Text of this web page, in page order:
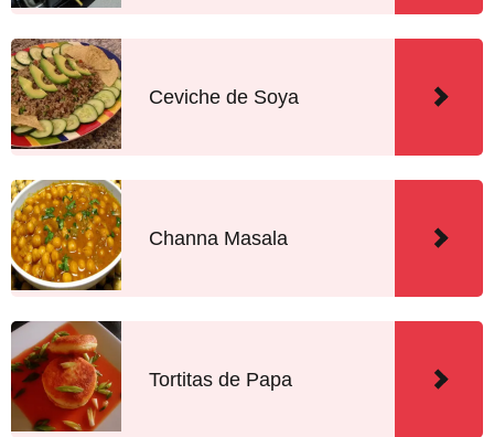
Ceviche de Soya
Channa Masala
Tortitas de Papa